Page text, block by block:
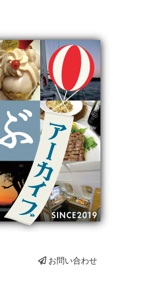
お問い合わせ